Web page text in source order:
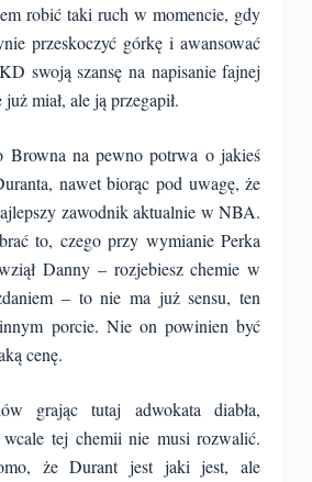
robić taki ruch w momencie, gdy
przeskoczyć górkę i awansować
swoją szansę na napisanie fajnej
miał, ale ją przegapił.
Browna na pewno potrwa o jakieś
nawet biorąc pod uwagę, że
zawodnik aktualnie w NBA.
to, czego przy wymianie Perka
Danny – rozjebiesz chemie w
– to nie ma już sensu, ten
porcie. Nie on powinien być
cenę.
grając tutaj adwokata diabła,
tej chemii nie musi rozwalić.
że Durant jest jaki jest, ale